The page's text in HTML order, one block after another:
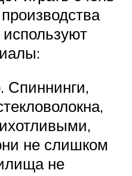
Спиннинги,
не слишком
не